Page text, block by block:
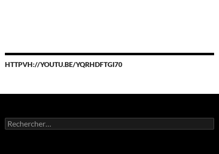
HTTPVH://YOUTU.BE/YQRHDFTGI70
Rechercher :